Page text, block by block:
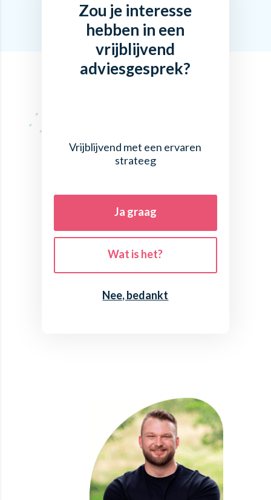
Zou je interesse
hebben in een
vrijblijvend
adviesgesprek?
Vrijblijvend met een ervaren
strateeg
Ja graag
Wat is het?
Nee, bedankt